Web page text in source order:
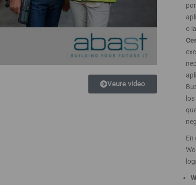
Veure vídeo
por
o
En